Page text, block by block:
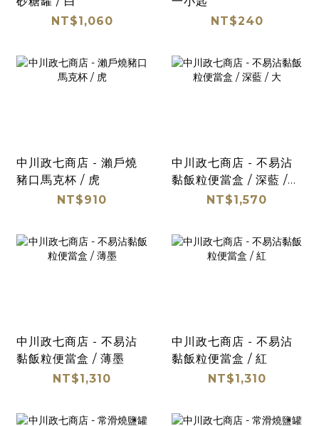
NT$1,060
NT$240
中川政七商店 - 瀨戶燒
豬口馬克杯 / 虎
NT$910
中川政七商店 - 不易沾
黏飯粒便當盒 / 深藍 /
NT$1,570
中川政七商店 - 不易沾
黏飯粒便當盒 / 薄墨
NT$1,310
中川政七商店 - 不易沾
黏飯粒便當盒 / 紅
NT$1,310